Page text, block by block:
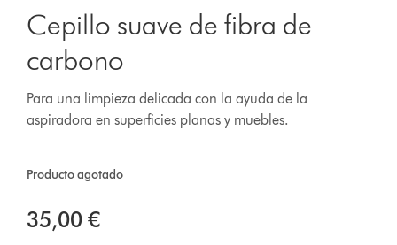
Cepillo suave de fibra de
carbono
Para una limpieza delicada con la ayuda de la
aspiradora en superficies planas y muebles.
Producto agotado
35,00 €